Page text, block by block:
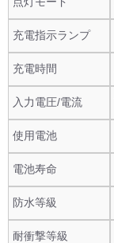
充電指示ランプ
充電時間
入力電圧/電流
使用電池
電池寿命
防水等級
耐衝撃等級